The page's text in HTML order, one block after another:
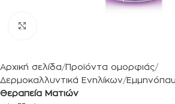
Αρχική σελίδα Προϊόντα ομορφιάς
Δερμοκαλλυντικά Ενηλίκων
Θεραπεία Ματιών